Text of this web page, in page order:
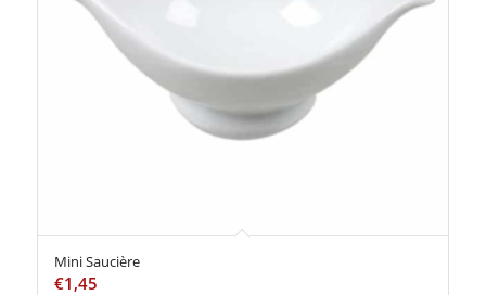
Mini Saucière
€1,45